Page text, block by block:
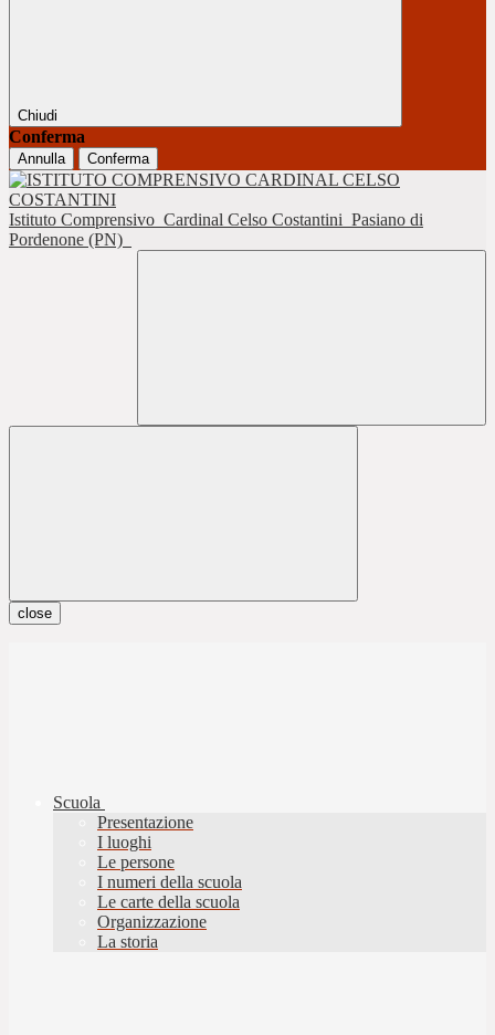
Chiudi
Conferma
Annulla Conferma
Istituto Comprensivo Cardinal Celso Costantini Pasiano di
Pordenone (PN)
close
Scuola
Presentazione
I luoghi
Le persone
I numeri della scuola
Le carte della scuola
Organizzazione
La storia